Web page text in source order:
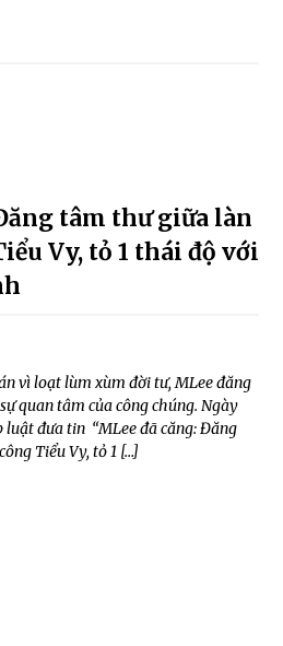
tâm thư giữa làn
Vy, tỏ 1 thái độ với
vì loạt lùm xùm đời tư, MLee đăng
quan tâm của công chúng. Ngày
đưa tin “MLee đã căng: Đăng
Tiểu Vy, tỏ 1 […]